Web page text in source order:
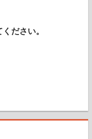
ださい。